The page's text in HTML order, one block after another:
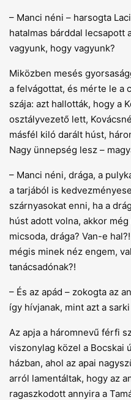
– Manci néni – harsogta
hatalmas bárddal lecsapott
vagyunk, hogy vagyunk?
Miközben mesés
a felvágottat, és mérte le a
szája: azt hallották, hogy a
osztályvezető lett,
másfél kiló darált húst,
Nagy ünnepség lesz –
– Manci néni, drága, a
a tarjából is
szárnyasokat enni, ha a
húst adott volna, akkor
micsoda, drága? Van-e
mégis minek néz engem,
tanácsadónak?!
– És az apád – zokogta az
így hívjanak, mint azt a
Az apja a háromnevű férfi
viszonylag közel a Bocskai
házban, ahol az apai
arról lamentáltak, hogy az
ragaszkodott annyira a